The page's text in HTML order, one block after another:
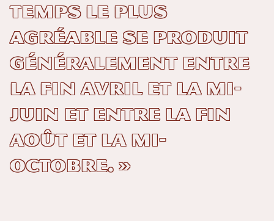
temps le plus
agréable se produit
généralement entre
la fin avril et la mi-
juin et entre la fin
août et la mi-
octobre. »